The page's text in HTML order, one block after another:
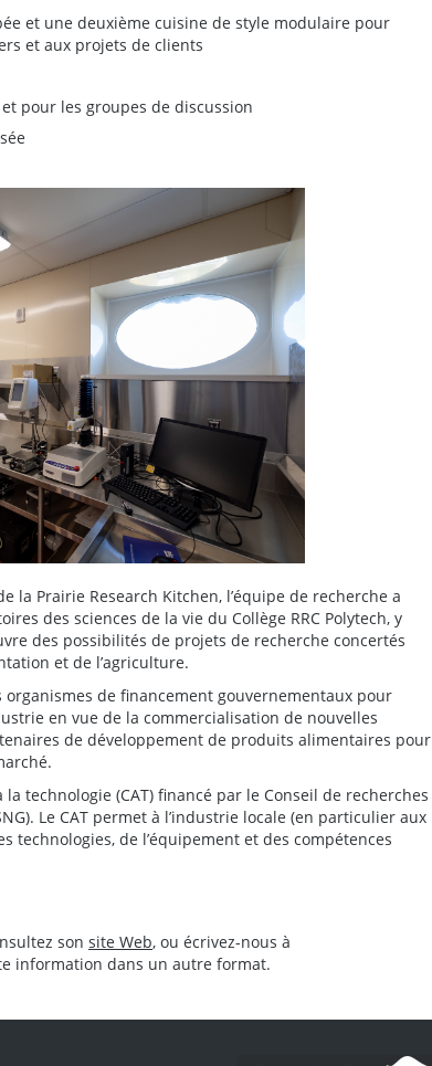
et une deuxième cuisine de style modulaire pour
et aux projets de clients
pour les groupes de discussion
la Prairie Research Kitchen, l’équipe de recherche a
des sciences de la vie du Collège RRC Polytech, y
des possibilités de projets de recherche concertés
et de l’agriculture.
de financement gouvernementaux pour
en vue de la commercialisation de nouvelles
de développement de produits alimentaires pour
technologie (CAT) financé par le Conseil de recherches
Le CAT permet à l’industrie locale (en particulier aux
technologies, de l’équipement et des compétences
son site Web, ou écrivez-nous à
information dans un autre format.